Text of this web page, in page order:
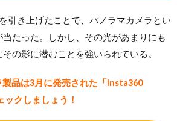
引き上げたことで、パノラマカメラとい
たった。しかし、その光があまりにも
の影に潜むことを強いられている。
品は3月に発売された「Insta360
ックしましょう！